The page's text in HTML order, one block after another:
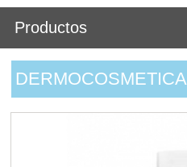
Productos
DERMOCOSMETICA